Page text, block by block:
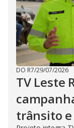
DO R7/29/07/2026
TV Leste
trânsito